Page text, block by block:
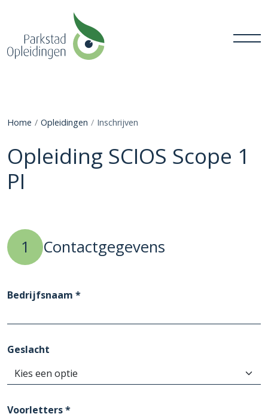
Home Opleidingen Inschrijven
Opleiding SCIOS Scope 1
PI
1 Contactgegevens
Bedrijfsnaam *
Geslacht
Voorletters *